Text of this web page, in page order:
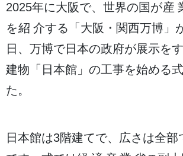
2025年に大阪で、 世界の国が産
を紹介する「 大阪 ・ 関西万博 」
日 、 万博で日本の政府が展示を
建物 「 日本館 」の工事を始める式
た。
日本館は3階建てで、 広さは全部